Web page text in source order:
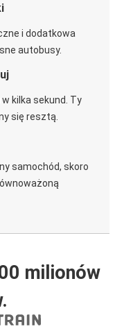
i dodatkowa
autobusy.
kilka sekund. Ty
się resztą.
samochód, skoro
milionów